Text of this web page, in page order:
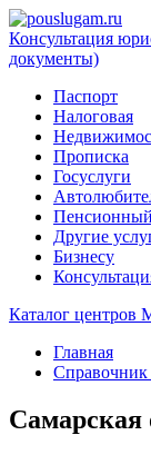
Консультация
документы)
Паспорт
Налоговая
Прописка
Госуслуги
Другие
Бизнесу
Каталог
Главная
Самарская